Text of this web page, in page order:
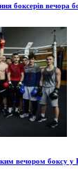
боксерів
вечором боксу у